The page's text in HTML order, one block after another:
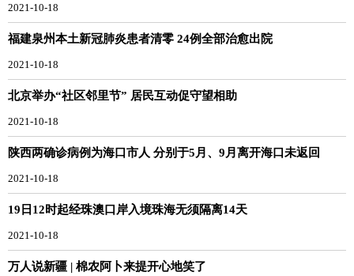
2021-10-18
福建泉州本土新冠肺炎患者清零 24例全部治愈出院
2021-10-18
北京举办“社区邻里节” 居民互动促守望相助
2021-10-18
陕西两确诊病例为海口市人 分别于5月、9月离开海口未返回
2021-10-18
19日12时起经珠澳口岸入境珠海无须隔离14天
2021-10-18
万人说新疆 | 棉农阿卜来提开心地笑了